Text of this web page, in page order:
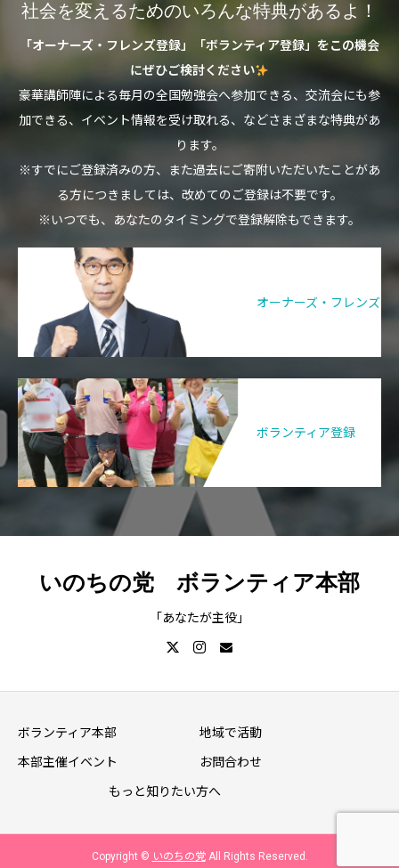
社会を変えるためのいろんな特典があるよ！
「オーナーズ・フレンズ登録」「ボランティア登録」をこの機会
にぜひご検討ください
豪華講師陣による毎月の全国勉強会へ参加できる、交流会にも参
加できる、イベント情報を受け取れる、などさまざまな特典があ
ります。
※すでにご登録済みの方、また過去にご寄附いただいたことがあ
る方につきましては、改めてのご登録は不要です。
※いつでも、あなたのタイミングで登録解除もできます。
オーナーズ・フレンズ
ボランティア登録
いのちの党 ボランティア本部
「あなたが主役」
ボランティア本部 地域で活動
本部主催イベント お問合わせ
もっと知りたい方へ
Copyright © いのちの党All Rights Reserved.